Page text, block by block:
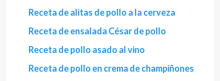
Receta de alitas de pollo a la cerveza
Receta de ensalada César de pollo
Receta de pollo asado al vino
Receta de pollo en crema de champiñones